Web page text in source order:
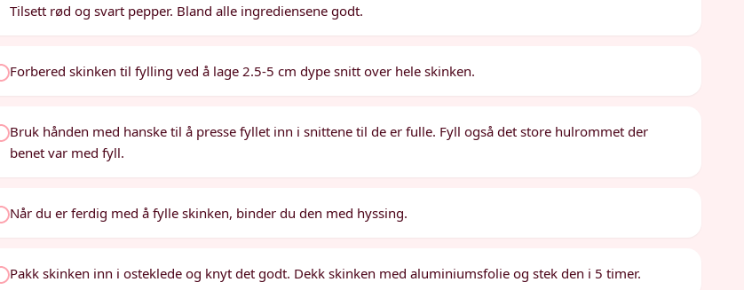
Tilsett rød og svart pepper. Bland alle ingrediensene godt.
Forbered skinken til fylling ved å lage 2.5-5 cm dype snitt over hele skinken.
Bruk hånden med hanske til å presse fyllet inn i snittene til de er fulle. Fyll også det store hulrommet der
benet var med fyll.
Når du er ferdig med å fylle skinken, binder du den med hyssing.
Pakk skinken inn i osteklede og knyt det godt. Dekk skinken med aluminiumsfolie og stek den i 5 timer.